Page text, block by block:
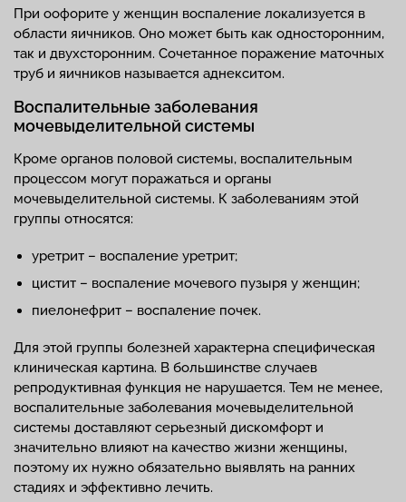
При оофорите у женщин воспаление локализуется в
области яичников. Оно может быть как односторонним,
так и двухсторонним. Сочетанное поражение маточных
труб и яичников называется аднекситом.
Воспалительные заболевания
мочевыделительной системы
Кроме органов половой системы, воспалительным
процессом могут поражаться и органы
мочевыделительной системы. К заболеваниям этой
группы относятся:
уретрит – воспаление уретрит;
цистит – воспаление мочевого пузыря у женщин;
пиелонефрит – воспаление почек.
Для этой группы болезней характерна специфическая
клиническая картина. В большинстве случаев
репродуктивная функция не нарушается. Тем не менее,
воспалительные заболевания мочевыделительной
системы доставляют серьезный дискомфорт и
значительно влияют на качество жизни женщины,
поэтому их нужно обязательно выявлять на ранних
стадиях и эффективно лечить.